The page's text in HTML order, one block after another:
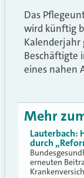
Das
wird künftig
Kalenderjahr
Beschäftigte
eines nahen
Mehr
Lauterbach:
durch
erneuten